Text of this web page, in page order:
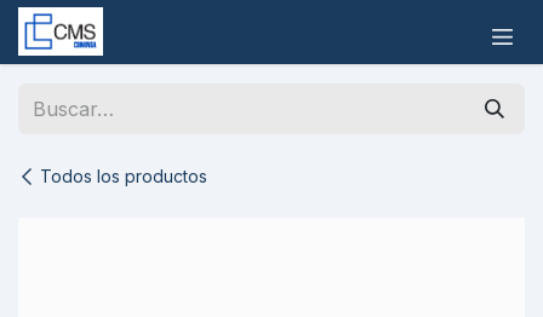
Ir al contenido
Todos los productos